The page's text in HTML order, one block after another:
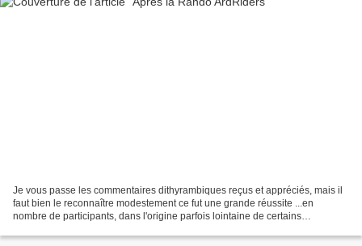
Je vous passe les commentaires dithyrambiques reçus et appréciés, mais il
faut bien le reconnaître modestement ce fut une grande réussite ...en
nombre de participants, dans l'origine parfois lointaine de certains